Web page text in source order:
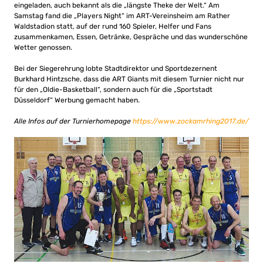
eingeladen, auch bekannt als die „längste Theke der Welt.“ Am
Samstag fand die „Players Night“ im ART-Vereinsheim am Rather
Waldstadion statt, auf der rund 160 Spieler, Helfer und Fans
zusammenkamen, Essen, Getränke, Gespräche und das wunderschöne
Wetter genossen.
Bei der Siegerehrung lobte Stadtdirektor und Sportdezernent
Burkhard Hintzsche, dass die ART Giants mit diesem Turnier nicht nur
für den „Oldie-Basketball“, sondern auch für die „Sportstadt
Düsseldorf“ Werbung gemacht haben.
Alle Infos auf der Turnierhomepage https://www.zockamrhing2017.de/